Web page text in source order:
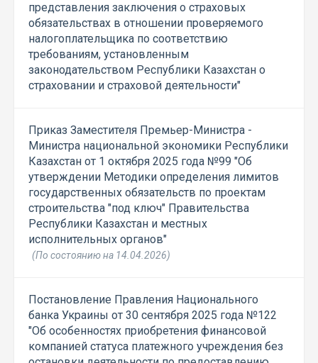
представления заключения о страховых
обязательствах в отношении проверяемого
налогоплательщика по соответствию
требованиям, установленным
законодательством Республики Казахстан о
страховании и страховой деятельности"
Приказ Заместителя Премьер-Министра -
Министра национальной экономики Республики
Казахстан от 1 октября 2025 года №99 "Об
утверждении Методики определения лимитов
государственных обязательств по проектам
строительства "под ключ" Правительства
Республики Казахстан и местных
исполнительных органов"
(По состоянию на 14.04.2026)
Постановление Правления Национального
банка Украины от 30 сентября 2025 года №122
"Об особенностях приобретения финансовой
компанией статуса платежного учреждения без